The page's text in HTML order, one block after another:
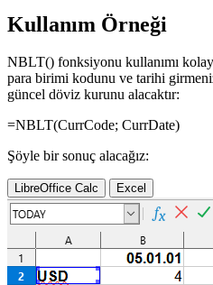
Kullanım Örneği
NBLT() fonksiyonu kullanımı
para birimi kodunu ve tarihi
güncel döviz kurunu alacaktır:
=NBLT(CurrCode; CurrDate)
Şöyle bir sonuç alacağız:
LibreOffice Calc Excel